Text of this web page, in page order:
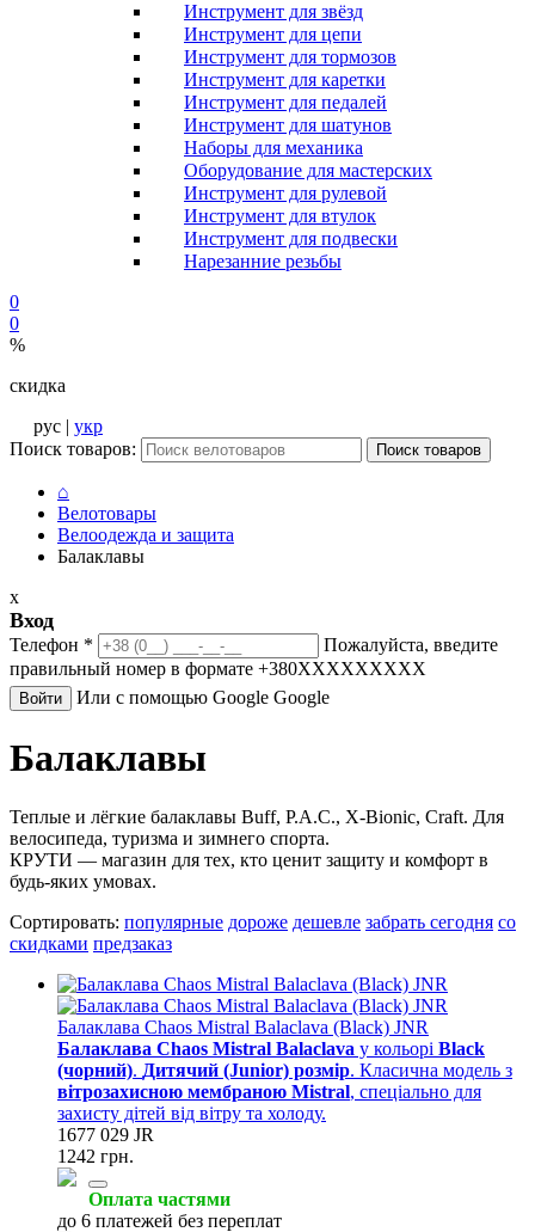
Инструмент для звёзд
Инструмент для цепи
Инструмент для тормозов
Инструмент для каретки
Инструмент для педалей
Инструмент для шатунов
Наборы для механика
Оборудование для мастерских
Инструмент для рулевой
Инструмент для втулок
Инструмент для подвески
Нарезанние резьбы
0
0
%
скидка
рус | укр
Поиск товаров:
Поиск товаров
⌂
Велотовары
Велоодежда и защита
Балаклавы
x
Вход
Телефон *
Пожалуйста, введите
правильный номер в формате +380XXXXXXXXX
Войти Или с помощью Google Google
Балаклавы
Теплые и лёгкие балаклавы Buff, P.A.C., X-Bionic, Craft. Для
велосипеда, туризма и зимнего спорта.
КРУТИ — магазин для тех, кто ценит защиту и комфорт в
будь-яких умовах.
Сортировать: популярные дороже дешевле забрать сегодня со
скидками предзаказ
Балаклава Chaos Mistral Balaclava (Black) JNR
Балаклава Chaos Mistral Balaclava у кольорі Black
(чорний). Дитячий (Junior) розмір. Класична модель з
вітрозахисною мембраною Mistral, спеціально для
захисту дітей від вітру та холоду.
1677 029 JR
1242 грн.
Оплата частями
до 6 платежей без переплат